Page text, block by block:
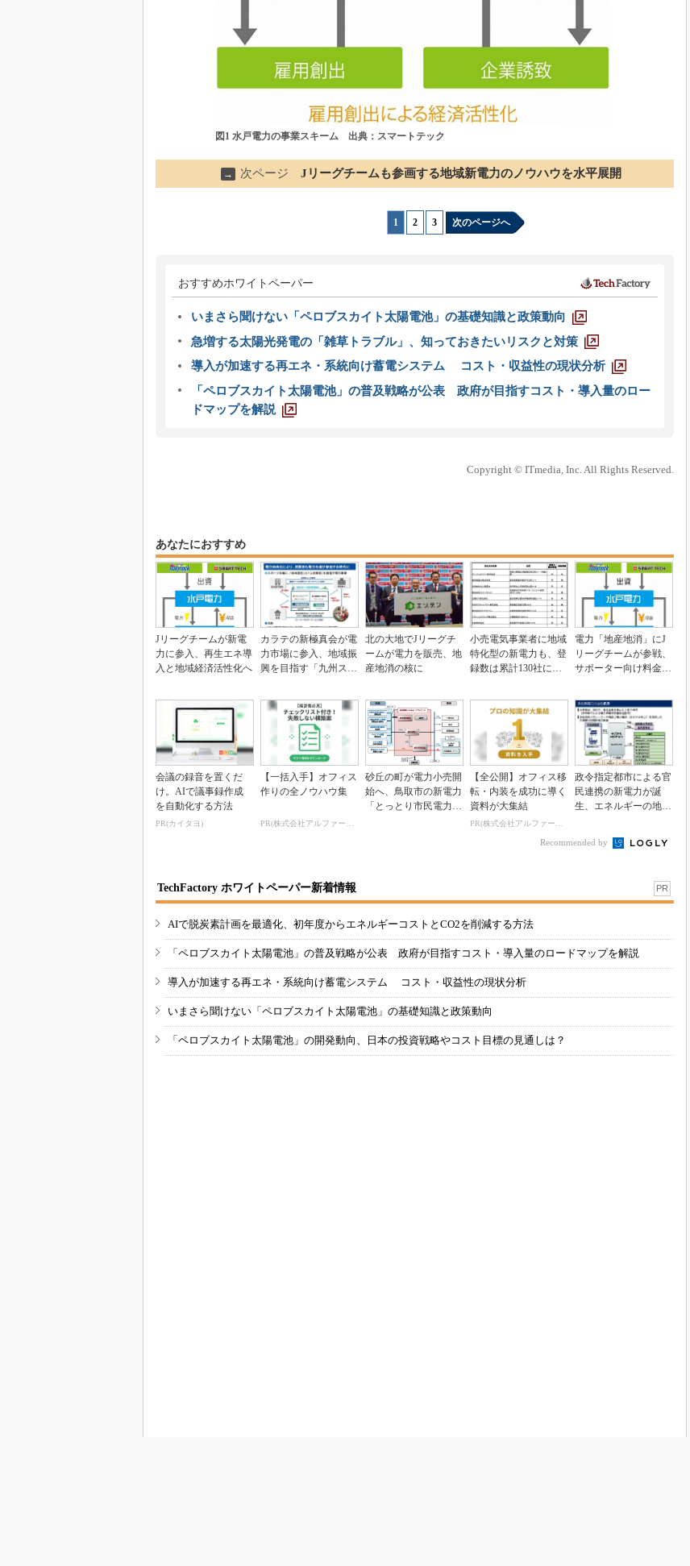
図1 水戸電力の事業スキーム 出典：スマートテック
→ 次ページ Jリーグチームも参画する地域新電力のノウハウを水平展開
1 2 3 次のページへ
おすすめホワイトペーパー
いまさら聞けない「ペロブスカイト太陽電池」の基礎知識と政策動向
急増する太陽光発電の「雑草トラブル」、知っておきたいリスクと対策
導入が加速する再エネ・系統向け蓄電システム コスト・収益性の現状分析
「ペロブスカイト太陽電池」の普及戦略が公表 政府が目指すコスト・導入量のロー
ドマップを解説
Copyright © ITmedia, Inc. All Rights Reserved.
あなたにおすすめ
Jリーグチームが新電
力に参入、再生エネ導
入と地域経済活性化へ
カラテの新極真会が電
力市場に参入、地域振
興を目指す「九州スポ
北の大地でJリーグチ
ームが電力を販売、地
産地消の核に
小売電気事業者に地域
特化型の新電力も、登
録数は累計130社に拡
電力「地産地消」にJ
リーグチームが参戦、
サポーター向け料金も
会議の録音を置くだ
け。AIで議事録作成
を自動化する方法
PR(カイタヨ)
【一括入手】オフィス
作りの全ノウハウ集
PR(株式会社アルファーテクノ)
砂丘の町が電力小売開
始へ、鳥取市の新電力
「とっとり市民電力」
【全公開】オフィス移
転・内装を成功に導く
資料が大集結
PR(株式会社アルファーテクノ)
政令指定都市による官
民連携の新電力が誕
生、エネルギーの地産
Recommended by
TechFactory ホワイトペーパー新着情報 PR
AIで脱炭素計画を最適化、初年度からエネルギーコストとCO2を削減する方法
「ペロブスカイト太陽電池」の普及戦略が公表 政府が目指すコスト・導入量のロードマップを解説
導入が加速する再エネ・系統向け蓄電システム コスト・収益性の現状分析
いまさら聞けない「ペロブスカイト太陽電池」の基礎知識と政策動向
「ペロブスカイト太陽電池」の開発動向、日本の投資戦略やコスト目標の見通しは？